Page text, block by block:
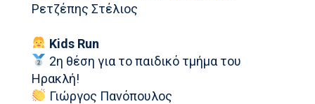
Ρετζέπης Στέλιος
Kids Run
2η θέση για το παιδικό τμήμα του
Ηρακλή!
Γιώργος Πανόπουλος